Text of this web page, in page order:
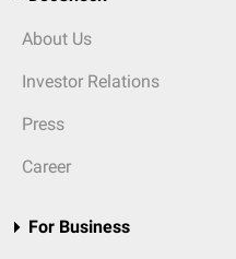
About Us
Investor Relations
Press
Career
For Business